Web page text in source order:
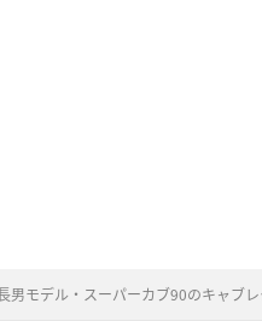
モデル・スーパーカブ90のキャブ